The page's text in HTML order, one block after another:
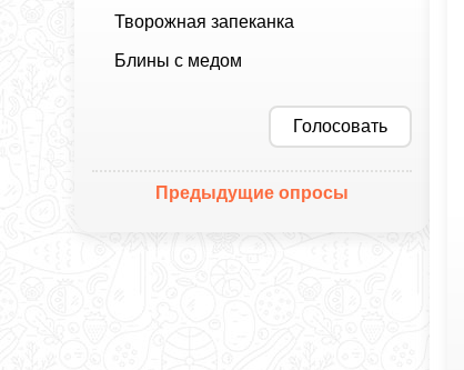
Творожная запеканка
Блины с медом
Голосовать
Предыдущие опросы